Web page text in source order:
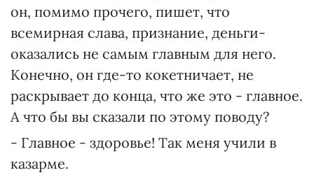
он, помимо прочего, пишет, что
всемирная слава, признание, деньги-
оказались не самым главным для него.
Конечно, он где-то кокетничает, не
раскрывает до конца, что же это - главное.
А что бы вы сказали по этому поводу?
- Главное - здоровье! Так меня учили в
казарме.